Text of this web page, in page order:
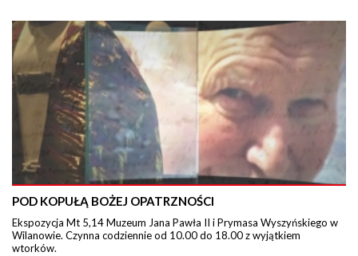
POD KOPUŁĄ BOŻEJ OPATRZNOŚCI
Ekspozycja Mt 5,14 Muzeum Jana Pawła II i Prymasa Wyszyńskiego w
Wilanowie. Czynna codziennie od 10.00 do 18.00 z wyjątkiem
wtorków.